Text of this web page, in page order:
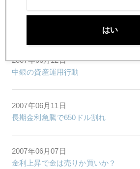
2007年06月13日
金利上昇で金は売りか買いか(パート２)
2007年06月12日
中銀の資産運用行動
2007年06月11日
長期金利急騰で650ドル割れ
2007年06月07日
金利上昇で金は売りか買いか？
はい